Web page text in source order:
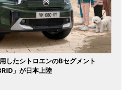
したシトロエンのBセグメント
」が日本上陸